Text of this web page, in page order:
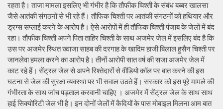
रहता है। ताजा मामला इसलिए भी गंभीर है कि तौफीक चिश्ती के संबंध बब्बर खालसा
जैसे आतंकी संगठनों से भी रहे हैं। तौफिक चिश्ती पर आतंकी संगठनों को हथियार और
ड्रग्स सप्लाई करने के आरोप है। ऐसे आरोपों में ही तौफिक चिश्ती पंजाब के जेलों में बंद
रहा। तौफीक चिश्ती अपने पिता ताहिर चिश्ती के साथ अजमेर जेल में इसलिए बंद है कि
उस पर अजमेर स्थित ख्वाजा साहब की दरगाह के खादिम हाजी बिलाल हुसैन चिश्ती पर
जानलेवा हमला करने का आरोप है। तीनों आरोपी सात वर्ष की सजा अजमेर जेल में
काट रहे हैं। सेंट्रल जेल से अपने रिश्तेदारों से वीडियो कॉल पर बात करने की इस
घटना से जेल की सुरक्षा व्यवस्था पर भी सवाल उठते हैं। सरकार को इस पूरे मामले की
गंभीरता के साथ जांच पड़ताल करवानी चाहिए । अजमेर में सेंट्रल जेल के साथ साथ
हाई सिक्योरिटी जेल भी है। इन दोनों जेलों में कैदियों के पास मोबाइल मिलना आम बात